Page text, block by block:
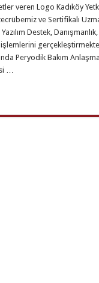
veren Logo Kadıköy
tecrübemiz ve Sertifikalı
Destek,
işlemlerini
Peryodik Bakım
…